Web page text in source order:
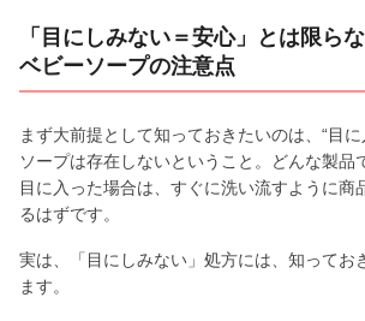
「目にしみない＝安心」とは限ら
ベビーソープの注意点
まず大前提として知っておきたいのは、“目
ソープは存在しないということ。どんな製品
目に入った場合は、すぐに洗い流すように商
るはずです。
実は、「目にしみない」処方には、知ってお
ます。